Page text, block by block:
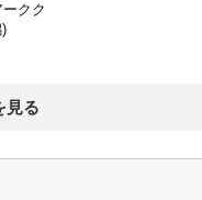
クク
見る